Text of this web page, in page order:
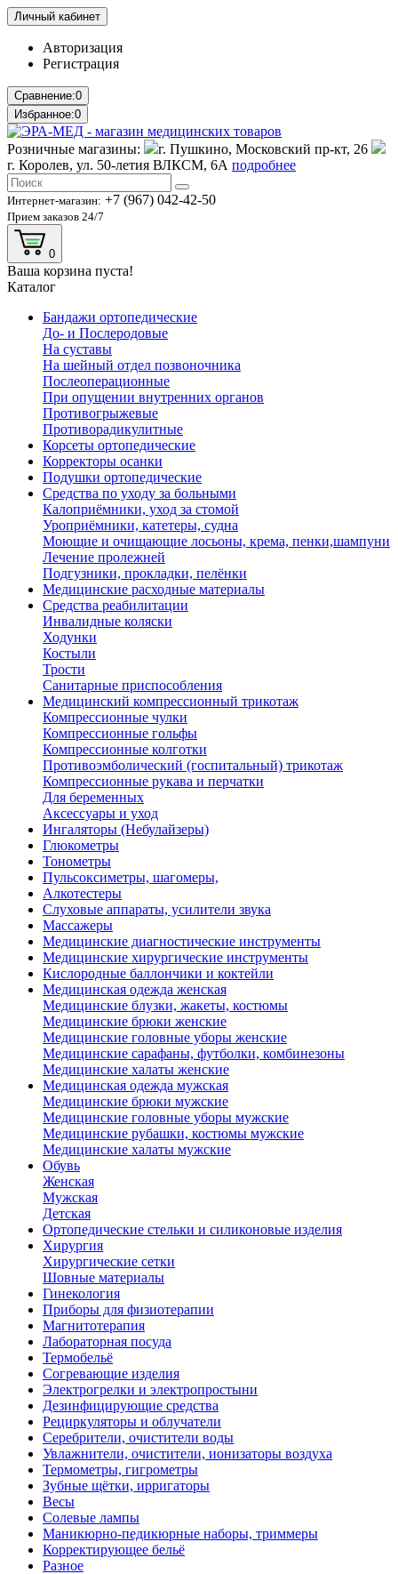
Личный кабинет
Авторизация
Регистрация
Сравнение:0
Избранное:0
Розничные магазины:
г. Пушкино, Московский пр-кт, 26
г. Королев, ул. 50-летия ВЛКСМ, 6А подробнее
Интернет-магазин: +7 (967) 042-42-50
Прием заказов 24/7
0
Ваша корзина пуста!
Каталог
Бандажи ортопедические
До- и Послеродовые
На суставы
На шейный отдел позвоночника
Послеоперационные
При опущении внутренних органов
Противогрыжевые
Противорадикулитные
Корсеты ортопедические
Корректоры осанки
Подушки ортопедические
Средства по уходу за больными
Калоприёмники, уход за стомой
Уроприёмники, катетеры, судна
Моющие и очищающие лосьоны, крема, пенки,шампуни
Лечение пролежней
Подгузники, прокладки, пелёнки
Медицинские расходные материалы
Средства реабилитации
Инвалидные коляски
Ходунки
Костыли
Трости
Санитарные приспособления
Медицинский компрессионный трикотаж
Компрессионные чулки
Компрессионные гольфы
Компрессионные колготки
Противоэмболический (госпитальный) трикотаж
Компрессионные рукава и перчатки
Для беременных
Аксессуары и уход
Ингаляторы (Небулайзеры)
Глюкометры
Тонометры
Пульсоксиметры, шагомеры,
Алкотестеры
Слуховые аппараты, усилители звука
Массажеры
Медицинские диагностические инструменты
Медицинские хирургические инструменты
Кислородные баллончики и коктейли
Медицинская одежда женская
Медицинские блузки, жакеты, костюмы
Медицинские брюки женские
Медицинские головные уборы женские
Медицинские сарафаны, футболки, комбинезоны
Медицинские халаты женские
Медицинская одежда мужская
Медицинские брюки мужские
Медицинские головные уборы мужские
Медицинские рубашки, костюмы мужские
Медицинские халаты мужские
Обувь
Женская
Мужская
Детская
Ортопедические стельки и силиконовые изделия
Хирургия
Хирургические сетки
Шовные материалы
Гинекология
Приборы для физиотерапии
Магнитотерапия
Лабораторная посуда
Термобельё
Согревающие изделия
Электрогрелки и электропростыни
Дезинфицирующие средства
Рециркуляторы и облучатели
Серебрители, очистители воды
Увлажнители, очистители, ионизаторы воздуха
Термометры, гигрометры
Зубные щётки, ирригаторы
Весы
Солевые лампы
Маникюрно-педикюрные наборы, триммеры
Корректирующее бельё
Разное